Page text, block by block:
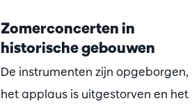
Zomerconcerten in
historische gebouwen
De instrumenten zijn opgeborgen,
het applaus is uitgestorven en het